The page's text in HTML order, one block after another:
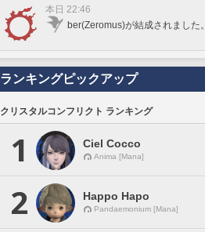
本日 22:46
ber(Zeromus)が結成されました。
ランキングピックアップ
クリスタルコンフリクト ランキング
1 Ciel Cocco
Anima [Mana]
2 Happo Hapo
Pandaemonium [Mana]